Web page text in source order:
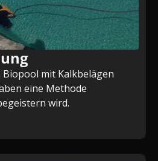
Biopool mit Kalkbelägen
eine Methode
wird.